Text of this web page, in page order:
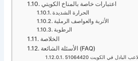
اعتبارات خاصة بالمناخ الكويتي
الحرارة الشديدة
الأتربة والعواصف الرملية
الرطوبة
الخلاصة
الأسئلة الشائعة (FAQ)
البادل في الكويت 51064420